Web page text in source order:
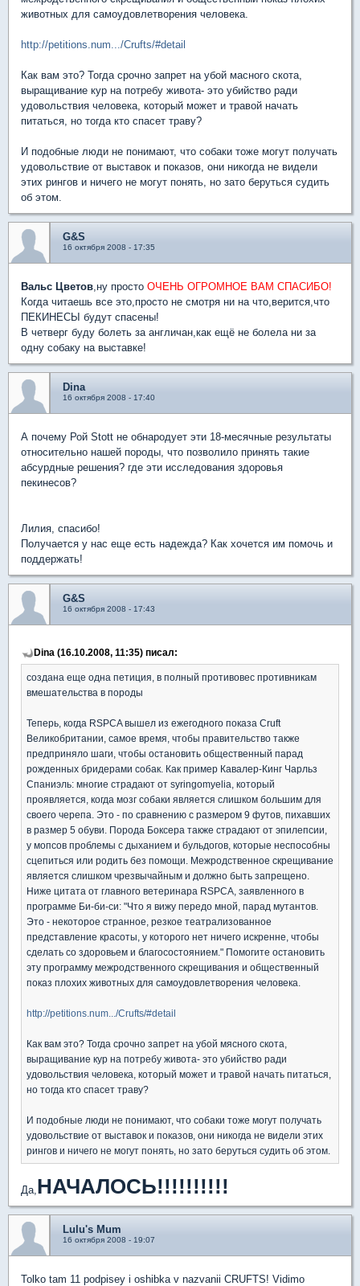
животных для самоудовлетворения человека.
http://petitions.num.../Crufts/#detail
Как вам это? Тогда срочно запрет на убой масного скота,
выращивание кур на потребу живота- это убийство ради
удовольствия человека, который может и травой начать
питаться, но тогда кто спасет траву?
И подобные люди не понимают, что собаки тоже могут получать
удовольствие от выставок и показов, они никогда не видели
этих рингов и ничего не могут понять, но зато беруться судить
об этом.
G&S
16 октября 2008 - 17:35
Вальс Цветов,ну просто ОЧЕНЬ ОГРОМНОЕ ВАМ СПАСИБО!
Когда читаешь все это,просто не смотря ни на что,верится,что
ПЕКИНЕСЫ будут спасены!
В четверг буду болеть за англичан,как ещё не болела ни за
одну собаку на выставке!
Dina
16 октября 2008 - 17:40
А почему Рой Stott не обнародует эти 18-месячные результаты
относительно нашей породы, что позволило принять такие
абсурдные решения? где эти исследования здоровья
пекинесов?
Лилия, спасибо!
Получается у нас еще есть надежда? Как хочется им помочь и
поддержать!
G&S
16 октября 2008 - 17:43
Dina (16.10.2008, 11:35) писал:
создана еще одна петиция, в полный противовес противникам
вмешательства в породы
Теперь, когда RSPCA вышел из ежегодного показа Cruft
Великобритании, самое время, чтобы правительство также
предприняло шаги, чтобы остановить общественный парад
рожденных бридерами собак. Как пример Кавалер-Кинг Чарльз
Спаниэль: многие страдают от syringomyelia, который
проявляется, когда мозг собаки является слишком большим для
своего черепа. Это - по сравнению с размером 9 футов, пихавших
в размер 5 обуви. Порода Боксера также страдают от эпилепсии,
у мопсов проблемы с дыханием и бульдогов, которые неспособны
сцепиться или родить без помощи. Межродственное скрещивание
является слишком чрезвычайным и должно быть запрещено.
Ниже цитата от главного ветеринара RSPCA, заявленного в
программе Би-би-си: "Что я вижу передо мной, парад мутантов.
Это - некоторое странное, резкое театрализованное
представление красоты, у которого нет ничего искренне, чтобы
сделать со здоровьем и благосостоянием." Помогите остановить
эту программу межродственного скрещивания и общественный
показ плохих животных для самоудовлетворения человека.
http://petitions.num.../Crufts/#detail
Как вам это? Тогда срочно запрет на убой мясного скота,
выращивание кур на потребу живота- это убийство ради
удовольствия человека, который может и травой начать питаться,
но тогда кто спасет траву?
И подобные люди не понимают, что собаки тоже могут получать
удовольствие от выставок и показов, они никогда не видели этих
рингов и ничего не могут понять, но зато беруться судить об этом.
Да,НАЧАЛОСЬ!!!!!!!!!!
Lulu's Mum
16 октября 2008 - 19:07
Tolko tam 11 podpisey i oshibka v nazvanii CRUFTS! Vidimo